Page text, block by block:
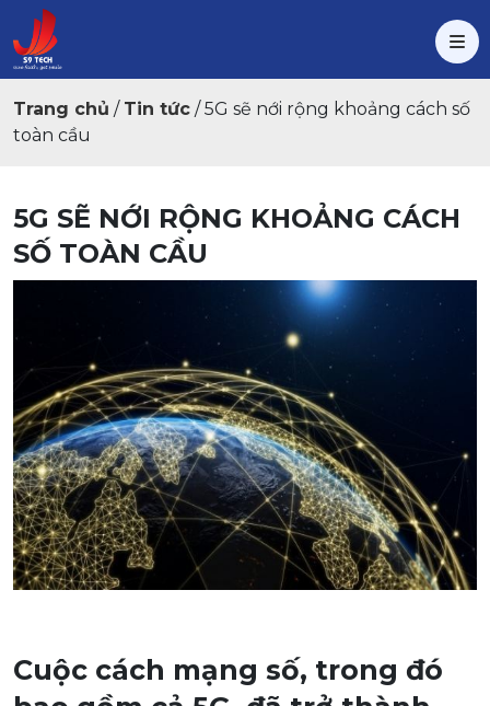
Trang chủ / Tin tức /5G sẽ nới rộng khoảng cách số
toàn cầu
5G SẼ NỚI RỘNG KHOẢNG CÁCH
SỐ TOÀN CẦU
Cuộc cách mạng số, trong đó